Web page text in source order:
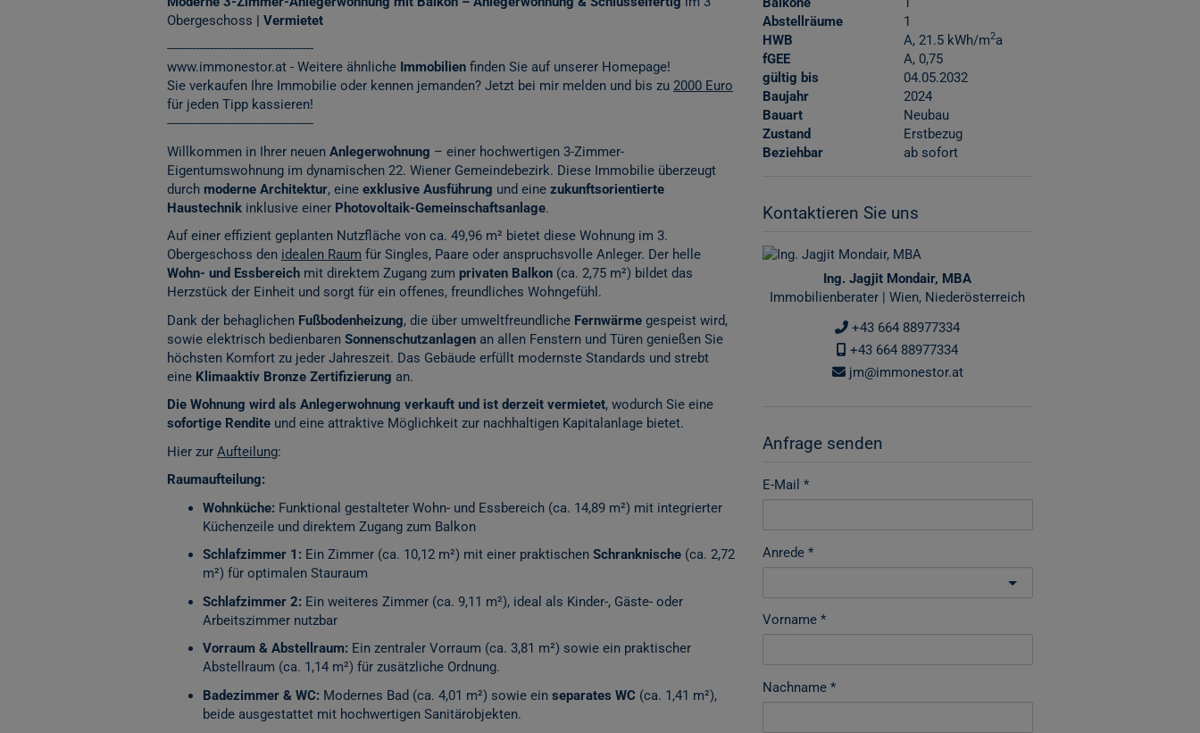
Obergeschoss | Vermietet
-----------------------------------------
www.immonestor.at - Weitere ähnliche Immobilien finden Sie auf unserer Homepage!
Sie verkaufen Ihre Immobilie oder kennen jemanden? Jetzt bei mir melden und bis zu 2000 Euro
für jeden Tipp kassieren!
-----------------------------------------
Willkommen in Ihrer neuen Anlegerwohnung – einer hochwertigen 3-Zimmer-
Eigentumswohnung im dynamischen 22. Wiener Gemeindebezirk. Diese Immobilie überzeugt
durch moderne Architektur, eine exklusive Ausführung und eine zukunftsorientierte
Haustechnik inklusive einer Photovoltaik-Gemeinschaftsanlage.
Auf einer effizient geplanten Nutzfläche von ca. 49,96 m² bietet diese Wohnung im 3.
Obergeschoss den idealen Raum für Singles, Paare oder anspruchsvolle Anleger. Der helle
Wohn- und Essbereich mit direktem Zugang zum privaten Balkon (ca. 2,75 m²) bildet das
Herzstück der Einheit und sorgt für ein offenes, freundliches Wohngefühl.
Dank der behaglichen Fußbodenheizung, die über umweltfreundliche Fernwärme gespeist wird,
sowie elektrisch bedienbaren Sonnenschutzanlagen an allen Fenstern und Türen genießen Sie
höchsten Komfort zu jeder Jahreszeit. Das Gebäude erfüllt modernste Standards und strebt
eine Klimaaktiv Bronze Zertifizierung an.
Die Wohnung wird als Anlegerwohnung verkauft und ist derzeit vermietet, wodurch Sie eine
sofortige Rendite und eine attraktive Möglichkeit zur nachhaltigen Kapitalanlage bietet.
Hier zur Aufteilung:
Raumaufteilung:
Wohnküche: Funktional gestalteter Wohn- und Essbereich (ca. 14,89 m²) mit integrierter
Küchenzeile und direktem Zugang zum Balkon
Schlafzimmer 1: Ein Zimmer (ca. 10,12 m²) mit einer praktischen Schranknische (ca. 2,72
m²) für optimalen Stauraum
Schlafzimmer 2: Ein weiteres Zimmer (ca. 9,11 m²), ideal als Kinder-, Gäste- oder
Arbeitszimmer nutzbar
Vorraum & Abstellraum: Ein zentraler Vorraum (ca. 3,81 m²) sowie ein praktischer
Abstellraum (ca. 1,14 m²) für zusätzliche Ordnung.
Badezimmer & WC: Modernes Bad (ca. 4,01 m²) sowie ein separates WC (ca. 1,41 m²),
beide ausgestattet mit hochwertigen Sanitärobjekten.
Abstellräume
1
HWB
A, 21.5 kWh/m2a
fGEE
A, 0,75
gültig bis
04.05.2032
Baujahr
2024
Bauart
Neubau
Zustand
Erstbezug
Beziehbar
ab sofort
Kontaktieren Sie uns
Ing. Jagjit Mondair, MBA
Immobilienberater | Wien, Niederösterreich
+43 664 88977334
+43 664 88977334
jm@immonestor.at
Anfrage senden
E-Mail
Anrede
Vorname
Nachname